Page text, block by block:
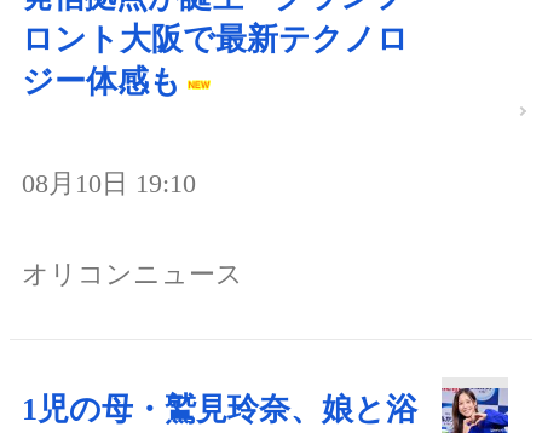
ロント大阪で最新テクノロ
ジー体感も
08月10日 19:10
オリコンニュース
1児の母・鷲見玲奈、娘と浴